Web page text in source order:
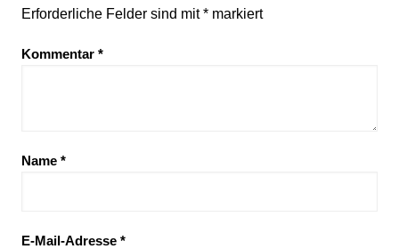
Erforderliche Felder sind mit*markiert
Kommentar *
Name *
E-Mail-Adresse *